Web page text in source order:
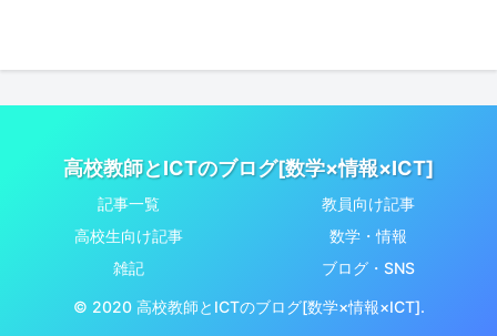
高校教師とICTのブログ[数学×情報×ICT]
記事一覧
教員向け記事
高校生向け記事
数学・情報
雑記
ブログ・SNS
© 2020 高校教師とICTのブログ[数学×情報×ICT].